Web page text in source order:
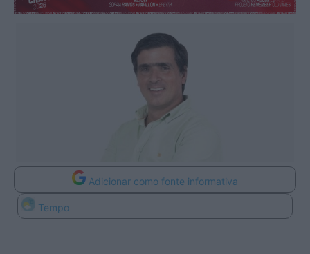
Adicionar como fonte informativa
Tempo